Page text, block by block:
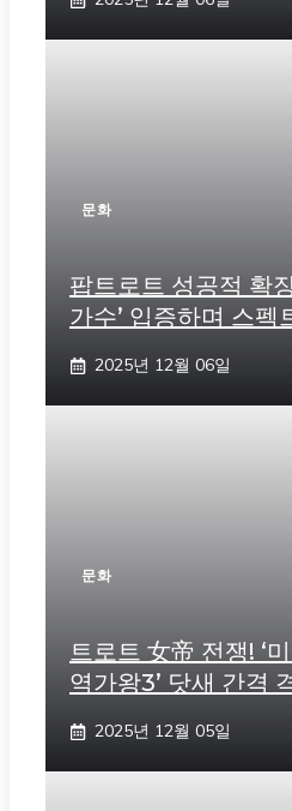
문화
팝트로트 성공적 확
가수’ 입증하며 스펙
2025년 12월 06일
문화
트로트 女帝 전쟁! ‘
역가왕3’ 닷새 간격
2025년 12월 05일